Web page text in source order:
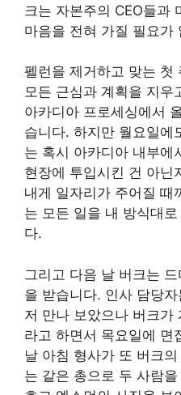
크는 자본주의 CEO들과
마음을 전혀 가질 필요가
펠런을 제거하고 맞는 첫
모든 근심과 계획을 지우
아카디아 프로세싱에서
습니다. 하지만 월요일에
는 혹시 아카디아 내부에
현장에 투입시킨 건 아닌
내게 일자리가 주어질 때
는 모든 일을 내 방식대
다.
그리고 다음 날 버크는
을 받습니다. 인사 담당
저 만나 보았으나 버크가
라고 하면서 목요일에 면
날 아침 형사가 또 버크
는 같은 총으로 두 사람